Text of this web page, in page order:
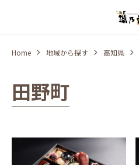
Home 地域から探す 高知県
田野町